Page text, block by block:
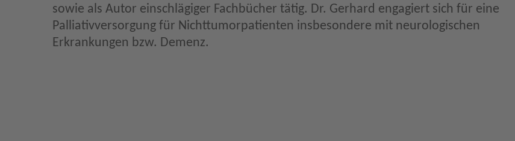
sowie als Autor einschlägiger Fachbücher tätig. Dr. Gerhard engagiert sich für eine
Palliativversorgung für Nichttumorpatienten insbesondere mit neurologischen
Erkrankungen bzw. Demenz.